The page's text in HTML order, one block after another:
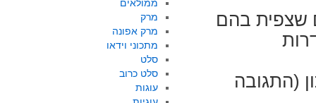
עד 10 מתכונים שצפית בהם
(התגובה
ממולאים
מרק
מרק אפונה
מתכוני וידאו
סלט
סלט כרוב
עוגות